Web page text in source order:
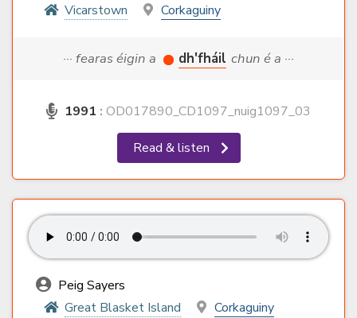
Vicarstown
Corkaguiny
··· fearas éigin a dh'fháil chun é a ···
1991 : OD017890_CD1097_nuig1097_03
Read & listen
Peig Sayers
Great Blasket Island
Corkaguiny